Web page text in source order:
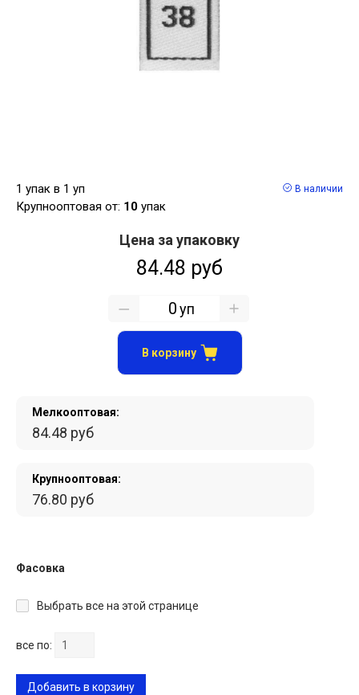
1 упак в 1 уп
Крупнооптовая от: 10 упак
В наличии
Мелкооптовая:
84.48 руб
Крупнооптовая:
76.80 руб
Цена за упаковку
84.48 руб
уп
В корзину
Фасовка
Выбрать все на этой странице
все по:
Добавить в корзину